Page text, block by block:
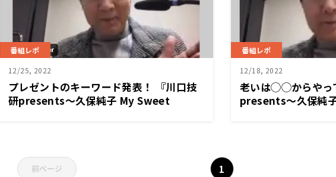
番組レポ
12/25, 2022
プレゼントのキーワード発表！ 『川口技
研presents～久保純子 My Sweet
番組レポ
12/18, 2022
老いは◯◯からやっ
presents～久保純
前ページ 1